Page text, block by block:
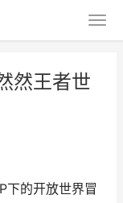
然王者世
下的开放世界冒